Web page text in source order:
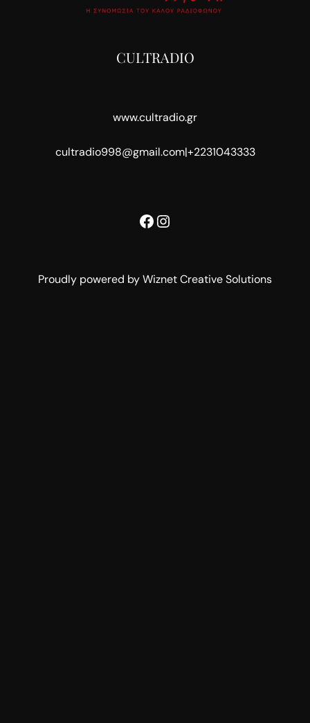
CULTRADIO
www.cultradio.gr
cultradio998@gmail.com|+2231043333
Facebook
Instagram
Proudly powered by Wiznet Creative Solutions